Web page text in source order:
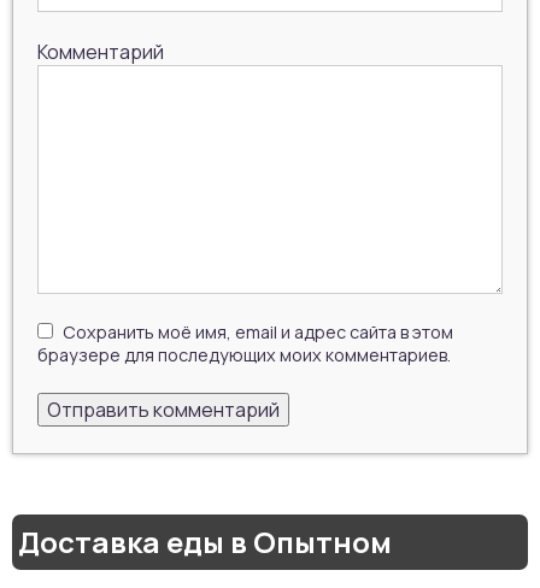
Комментарий
Сохранить моё имя, email и адрес сайта в этом
браузере для последующих моих комментариев.
Доставка еды в Опытном